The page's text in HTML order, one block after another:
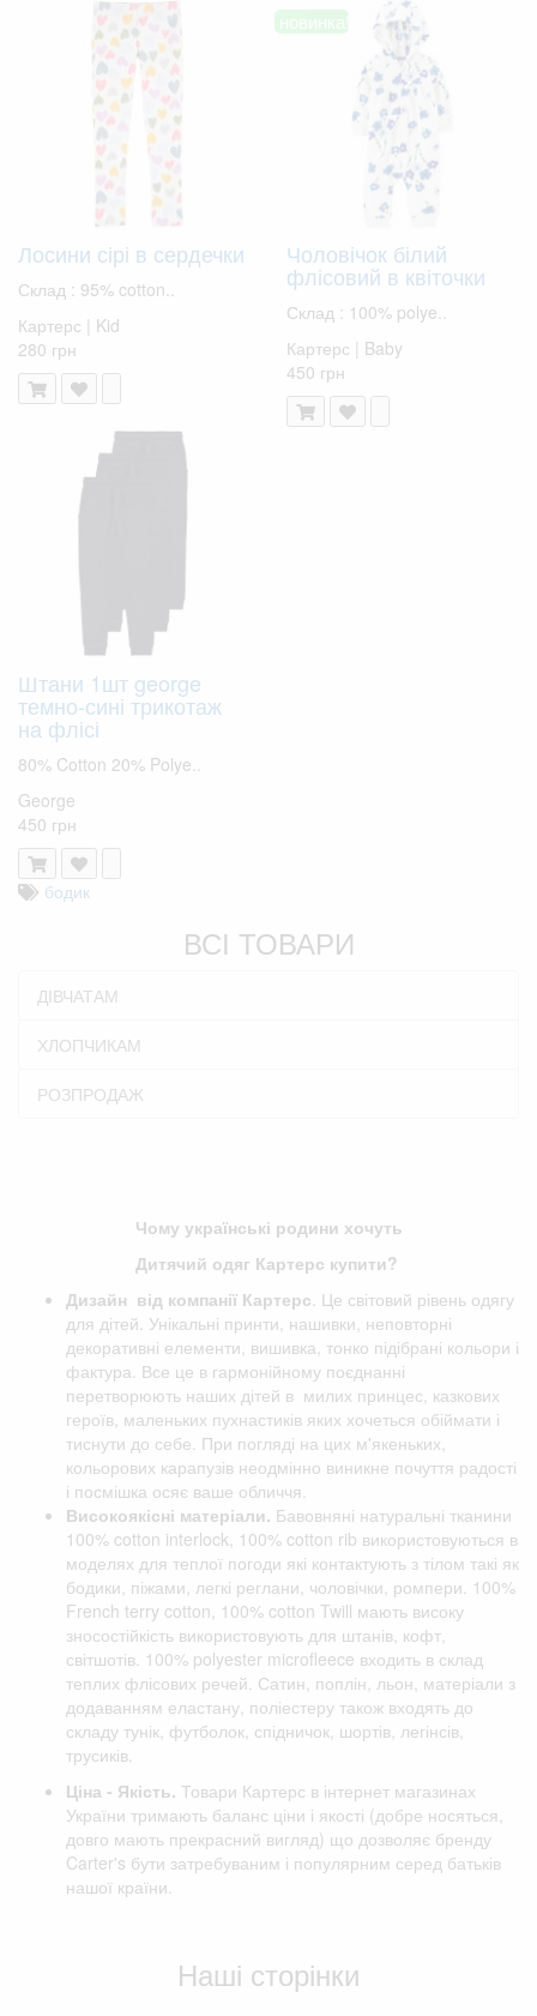
Лосини сірі в сердечки
Склад : 95% cotton..
Картерс | Kid
280 грн
новинка!
Чоловічок білий
флісовий в квіточки
Склад : 100% polye..
Картерс | Baby
450 грн
Штани 1шт george
темно-сині трикотаж
на флісі
80% Cotton 20% Polye..
George
450 грн
бодик
ВСІ ТОВАРИ
ДІВЧАТАМ
ХЛОПЧИКАМ
РОЗПРОДАЖ
Чому українські родини хочуть
Дитячий одяг Картерс купити?
Дизайн від компанії Картерс . Це світовий рівень одягу
для дітей. Унікальні принти, нашивки, неповторні
декоративні елементи, вишивка, тонко підібрані кольори і
фактура. Все це в гармонійному поєднанні
перетворюють наших дітей в милих принцес, казкових
героїв, маленьких пухнастиків яких хочеться обіймати і
тиснути до себе. При погляді на цих м'якеньких,
кольорових карапузів неодмінно виникне почуття радості
і посмішка осяє ваше обличчя.
Високоякісні матеріали. Бавовняні натуральні тканини
100% cotton interlock, 100% cotton rib використовуються в
моделях для теплої погоди які контактують з тілом такі як
бодики, піжами, легкі реглани, чоловічки, ромпери. 100%
French terry cotton, 100% cotton Twill мають високу
зносостійкість використовують для штанів, кофт,
світшотів. 100% polyester microfleece входить в склад
теплих флісових речей. Сатин, поплін, льон, матеріали з
додаванням еластану, поліестеру також входять до
складу тунік, футболок, спідничок, шортів, легінсів,
трусиків.
Ціна - Якість. Товари Картерс в інтернет магазинах
України тримають баланс ціни і якості (добре носяться,
довго мають прекрасний вигляд) що дозволяє бренду
Carter's бути затребуваним і популярним серед батьків
нашої країни.
Наші сторінки